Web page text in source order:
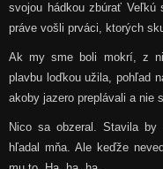
svojou hádkou zbúrať
práve vošli prváci, ktorých
Ak my sme boli mokrí, z
plavbu loďkou užila, pohľad
akoby jazero preplávali a nie
Nico sa obzeral. Stavila
hľadal mňa. Ale keďže